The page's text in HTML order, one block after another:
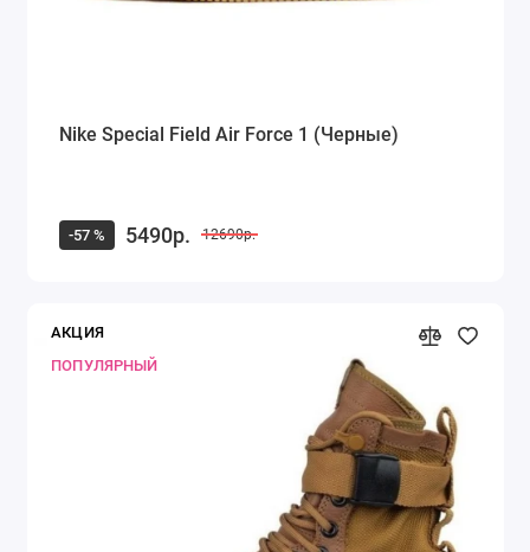
Nike Special Field Air Force 1 (Черные)
-57 % 5490р. 12690р.
АКЦИЯ
ПОПУЛЯРНЫЙ